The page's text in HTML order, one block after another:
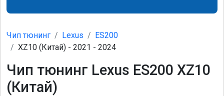
Чип тюнинг Lexus
ES200
XZ10 (Китай) - 2021 - 2024
Чип тюнинг Lexus ES200 XZ10
(Китай)